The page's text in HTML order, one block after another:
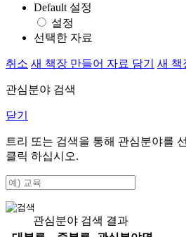
Default 설정
설정
선택한 자료
취소 새 책장 만들어 자료 담기 새 책
관심분야 검색
닫기
트리 또는 검색을 통해 관심분야를
클릭 하십시오.
관심분야 검색 결과